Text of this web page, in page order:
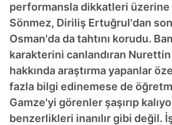
performansla dikkatleri
Sönmez, Diriliş Ertuğrul'dan
Osman'da da tahtını korudu.
karakterini canlandıran
hakkında araştırma yapanlar
fazla bilgi edinemese de
Gamze'yi görenler şaşırıp
benzerlikleri inanılır gibi değil.